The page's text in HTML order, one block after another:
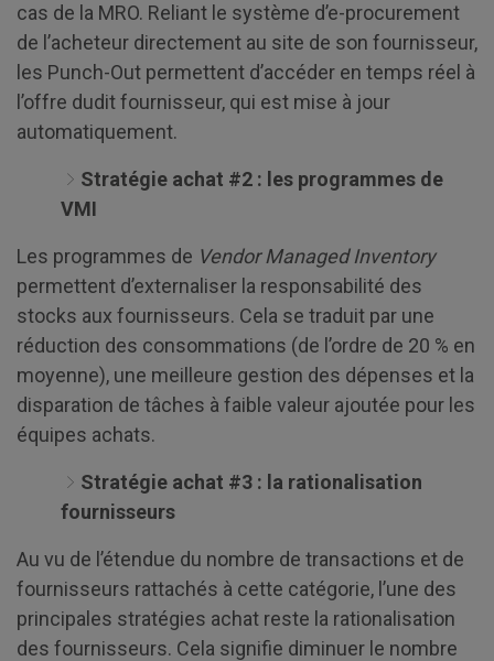
cas de la MRO. Reliant le système d’e-procurement
de l’acheteur directement au site de son fournisseur,
les Punch-Out permettent d’accéder en temps réel à
l’offre dudit fournisseur, qui est mise à jour
automatiquement.
Stratégie achat #2 : les programmes de
VMI
Les programmes de Vendor Managed Inventory
permettent d’externaliser la responsabilité des
stocks aux fournisseurs. Cela se traduit par une
réduction des consommations (de l’ordre de 20 % en
moyenne), une meilleure gestion des dépenses et la
disparation de tâches à faible valeur ajoutée pour les
équipes achats.
Stratégie achat #3 : la rationalisation
fournisseurs
Au vu de l’étendue du nombre de transactions et de
fournisseurs rattachés à cette catégorie, l’une des
principales stratégies achat reste la rationalisation
des fournisseurs. Cela signifie diminuer le nombre